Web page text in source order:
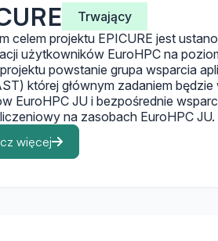
Trwający
celem projektu EPICURE jest
użytkowników EuroHPC na
powstanie grupa wsparcia
której głównym zadaniem
EuroHPC JU i bezpośrednie
na zasobach EuroHPC JU.
więcej